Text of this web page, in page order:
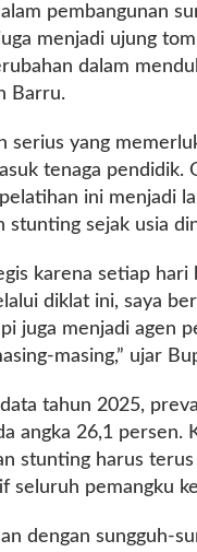
pembangunan
menjadi ujung
dalam
Barru.
serius yang
tenaga pendidik.
ini menjadi
stunting sejak usia
karena setiap hari
diklat ini, saya
juga menjadi agen
masing,” ujar
tahun 2025,
angka 26,1 persen.
stunting harus
seluruh pemangku
dengan sungguh-